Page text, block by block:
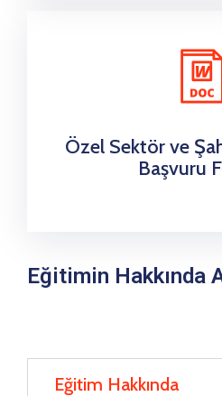
Özel Sektör ve
Başvuru
Eğitimin Hakkında
Eğitim Hakkında